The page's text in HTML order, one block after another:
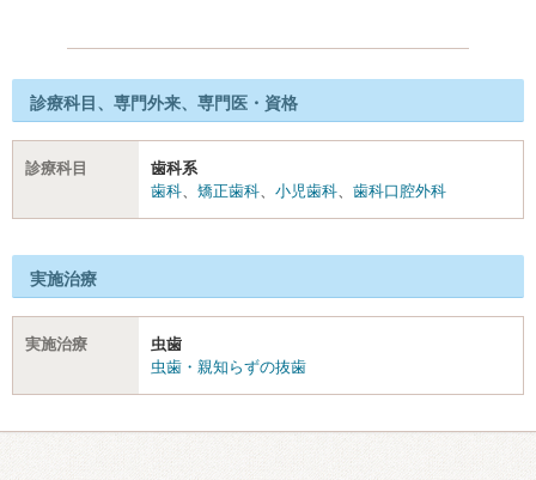
診療科目、専門外来、専門医・資格
診療科目
歯科系
歯科、 矯正歯科、 小児歯科、 歯科口腔外科
実施治療
実施治療
虫歯
虫歯・親知らずの抜歯